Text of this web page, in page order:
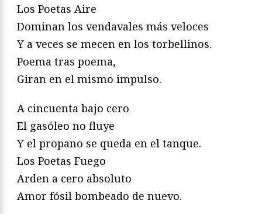
Los Poetas Aire
Dominan los vendavales más veloces
Y a veces se mecen en los torbellinos.
Poema tras poema,
Giran en el mismo impulso.
A cincuenta bajo cero
El gasóleo no fluye
Y el propano se queda en el tanque.
Los Poetas Fuego
Arden a cero absoluto
Amor fósil bombeado de nuevo.